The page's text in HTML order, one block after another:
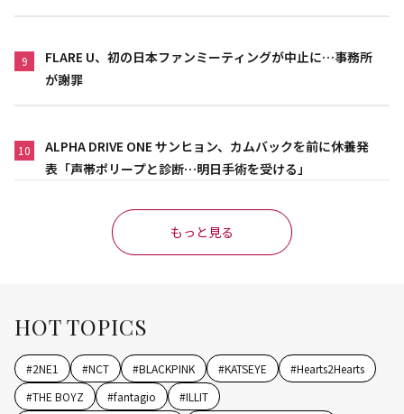
9
FLARE U、初の日本ファンミーティングが中止に…事務所
が謝罪
10
ALPHA DRIVE ONE サンヒョン、カムバックを前に休養発
表「声帯ポリープと診断…明日手術を受ける」
もっと見る
HOT TOPICS
#2NE1 #NCT #BLACKPINK #KATSEYE #Hearts2Hearts
#THE BOYZ #fantagio #ILLIT